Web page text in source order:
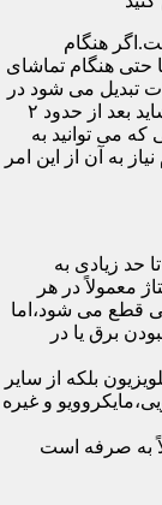
ساعت است.اگر هنگام
حتی هنگام تماشای
تبدیل می شود در
نتیجه طول عمر تلویزیون شما کاهش می یابد و شاید بعد از حدود ۲
می توانید به
به آن از این امر
حد زیادی به
معمولاً در هر
قطع می شود،اما
برق یا در
بلکه از سایر
و غیره
به صرفه است